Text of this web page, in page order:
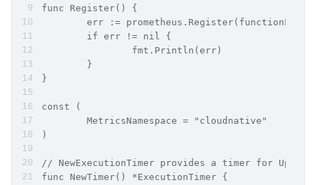
func Register() {
err :=
	if err != nil {
		fmt.Println(err)
	}
}
const (
	MetricsNamespace = "cloudnative"
)
// NewExecutionTimer provides a timer for
func NewTimer() *ExecutionTimer {